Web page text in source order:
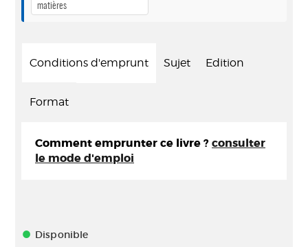
matières
Conditions d'emprunt Sujet Edition
Format
Comment emprunter ce livre ? consulter
le mode d'emploi
Disponible